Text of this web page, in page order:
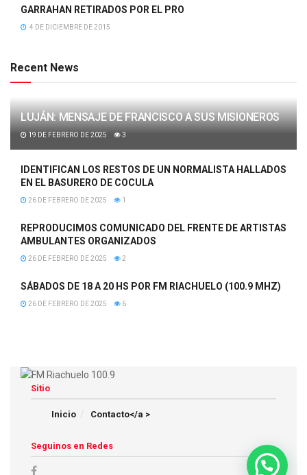
GARRAHAN RETIRADOS POR EL PRO
4 DE DICIEMBRE DE 2015
Recent News
LUJÁN: MENSAJE DE FRANCISCO A SUS MISIONEROS
19 DE FEBRERO DE 2025 3
IDENTIFICAN LOS RESTOS DE UN NORMALISTA HALLADOS
EN EL BASURERO DE COCULA
26 DE FEBRERO DE 2025 1
REPRODUCIMOS COMUNICADO DEL FRENTE DE ARTISTAS
AMBULANTES ORGANIZADOS
26 DE FEBRERO DE 2025 2
SÁBADOS DE 18 A 20 HS POR FM RIACHUELO (100.9 MHZ)
26 DE FEBRERO DE 2025 6
Sitio
Inicio Contacto</a >
Seguinos en Redes